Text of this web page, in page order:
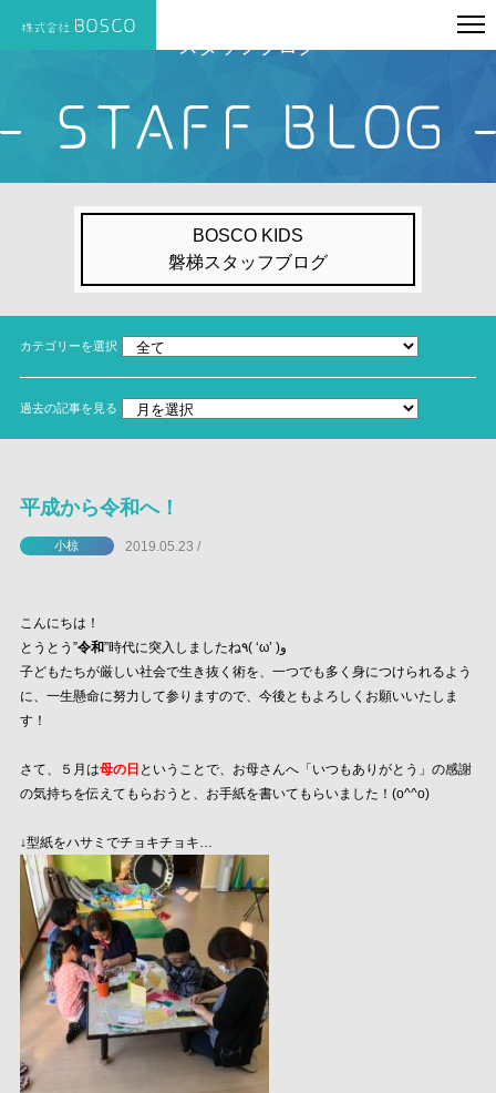
スタッフブログ
BOSCO KIDS
磐梯スタッフブログ
カテゴリーを選択
過去の記事を見る
平成から令和へ！
小椋 2019.05.23 /
こんにちは！
とうとう”令和
”時代に突入しましたね٩( ‘ω’ )و
子どもたちが厳しい社会で生き抜く術を、一つでも多く身につけられるよう
に、一生懸命に努力して参りますので、今後ともよろしくお願いいたしま
す！
さて、５月は母の日 ということで、お母さんへ「いつもありがとう」の感謝
の気持ちを伝えてもらおうと、お手紙を書いてもらいました！(o^^o)
↓型紙をハサミでチョキチョキ…